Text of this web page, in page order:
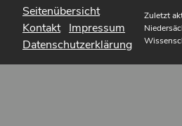
Seitenübersicht
Kontakt Impressum
Datenschutzerklärung
Zuletzt